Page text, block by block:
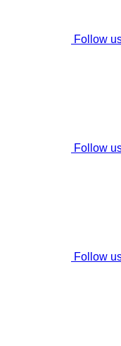
Follow
Follow
Follow